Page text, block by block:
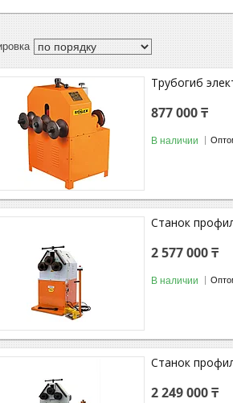
Трубогиб
877 000 ₸
В наличии
Станок
2 577 000 ₸
В наличии
Станок
2 249 000 ₸